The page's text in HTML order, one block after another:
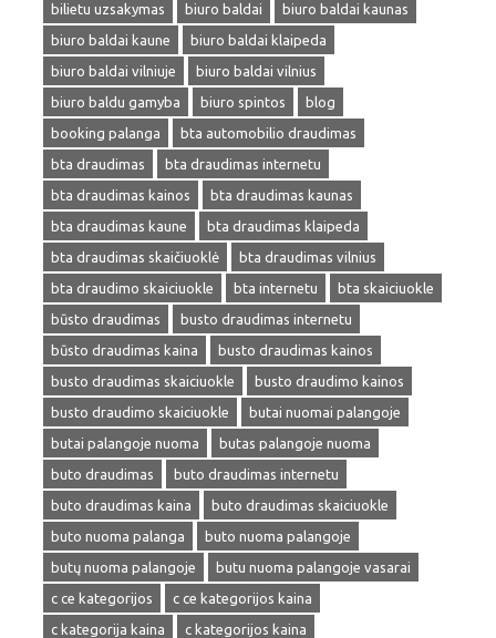
bilietu uzsakymas
biuro baldai
biuro baldai kaunas
biuro baldai kaune
biuro baldai klaipeda
biuro baldai vilniuje
biuro baldai vilnius
biuro baldu gamyba
biuro spintos
blog
booking palanga
bta automobilio draudimas
bta draudimas
bta draudimas internetu
bta draudimas kainos
bta draudimas kaunas
bta draudimas kaune
bta draudimas klaipeda
bta draudimas skaičiuoklė
bta draudimas vilnius
bta draudimo skaiciuokle
bta internetu
bta skaiciuokle
būsto draudimas
busto draudimas internetu
būsto draudimas kaina
busto draudimas kainos
busto draudimas skaiciuokle
busto draudimo kainos
busto draudimo skaiciuokle
butai nuomai palangoje
butai palangoje nuoma
butas palangoje nuoma
buto draudimas
buto draudimas internetu
buto draudimas kaina
buto draudimas skaiciuokle
buto nuoma palanga
buto nuoma palangoje
butų nuoma palangoje
butu nuoma palangoje vasarai
c ce kategorijos
c ce kategorijos kaina
c kategorija kaina
c kategorijos kaina